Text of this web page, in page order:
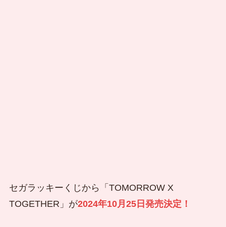
セガラッキーくじから「TOMORROW X
TOGETHER」が2024年10月25日発売決定！